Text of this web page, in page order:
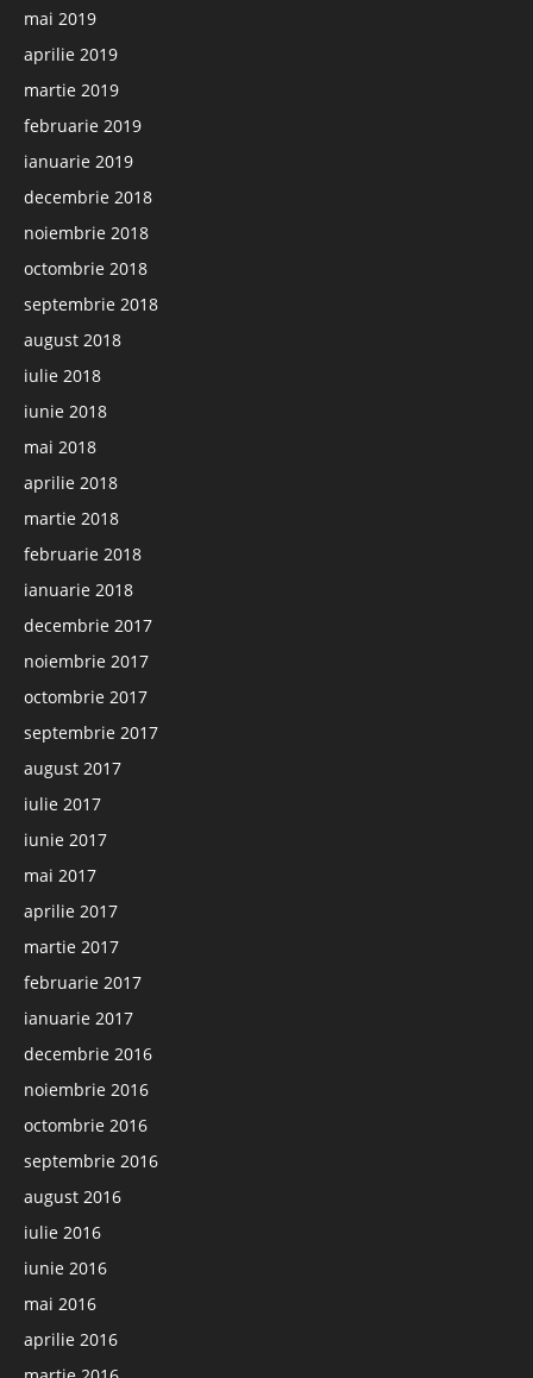
mai 2019
aprilie 2019
martie 2019
februarie 2019
ianuarie 2019
decembrie 2018
noiembrie 2018
octombrie 2018
septembrie 2018
august 2018
iulie 2018
iunie 2018
mai 2018
aprilie 2018
martie 2018
februarie 2018
ianuarie 2018
decembrie 2017
noiembrie 2017
octombrie 2017
septembrie 2017
august 2017
iulie 2017
iunie 2017
mai 2017
aprilie 2017
martie 2017
februarie 2017
ianuarie 2017
decembrie 2016
noiembrie 2016
octombrie 2016
septembrie 2016
august 2016
iulie 2016
iunie 2016
mai 2016
aprilie 2016